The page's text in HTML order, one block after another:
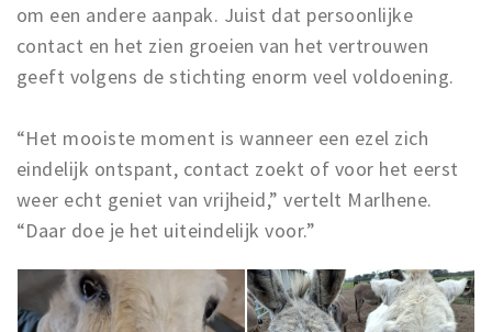
om een andere aanpak. Juist dat persoonlijke
contact en het zien groeien van het vertrouwen
geeft volgens de stichting enorm veel voldoening.
“Het mooiste moment is wanneer een ezel zich
eindelijk ontspant, contact zoekt of voor het eerst
weer echt geniet van vrijheid,” vertelt Marlhene.
“Daar doe je het uiteindelijk voor.”